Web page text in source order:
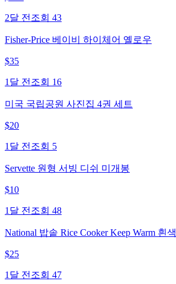
2달 전 조회 43
Fisher-Price 베이비 하이체어 옐로우
$35
1달 전 조회 16
미국 국립공원 사진집 4권 세트
$20
1달 전 조회 5
Servette 원형 서빙 디쉬 미개봉
$10
1달 전 조회 48
National 밥솥 Rice Cooker Keep Warm 흰색
$25
1달 전 조회 47